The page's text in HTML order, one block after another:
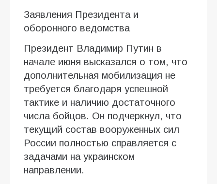
Заявления Президента и
оборонного ведомства
Президент Владимир Путин в
начале июня высказался о том, что
дополнительная мобилизация не
требуется благодаря успешной
тактике и наличию достаточного
числа бойцов. Он подчеркнул, что
текущий состав вооруженных сил
России полностью справляется с
задачами на украинском
направлении.